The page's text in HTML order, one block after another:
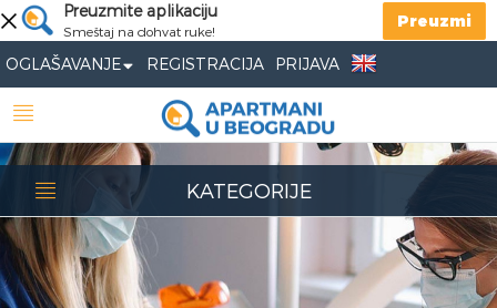
Preuzmite aplikaciju
Smeštaj na dohvat ruke!
Preuzmi
OGLAŠAVANJE REGISTRACIJA PRIJAVA
Previous
KATEGORIJE